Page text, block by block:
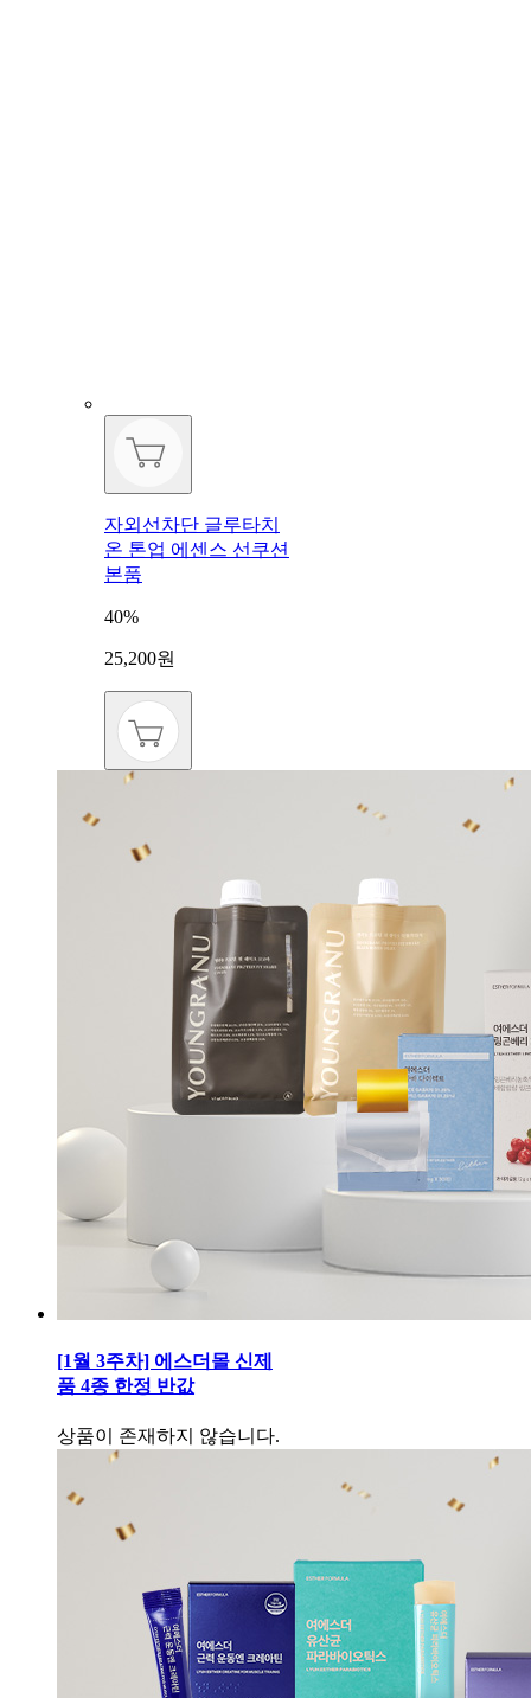
자외선차단 글루타치
온 톤업 에센스 선쿠션
본품
40%
25,200원
[1월 3주차] 에스더몰 신제
품 4종 한정 반값
상품이 존재하지 않습니다.